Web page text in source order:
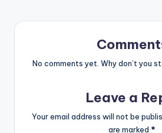
No comments yet. Why don’t you
Leave a
Your email address will not be
are marked *